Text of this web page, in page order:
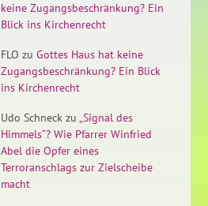
keine Zugangsbeschränkung? Ein
Blick ins Kirchenrecht
FLO zu Gottes Haus hat keine
Zugangsbeschränkung? Ein Blick
ins Kirchenrecht
Udo Schneck zu „Signal des
Himmels“? Wie Pfarrer Winfried
Abel die Opfer eines
Terroranschlags zur Zielscheibe
macht